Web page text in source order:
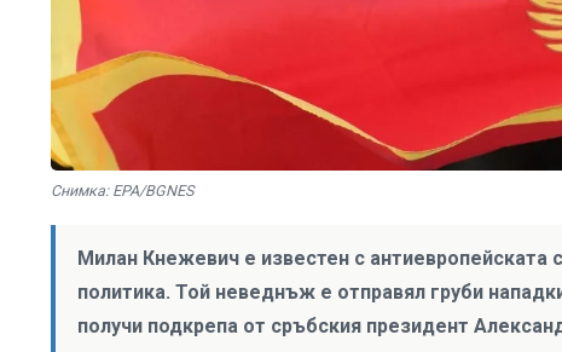
Снимка: EPA/BGNES
Милан Кнежевич е известен с антиевропейската
политика. Той неведнъж е отправял груби
получи подкрепа от сръбския президент